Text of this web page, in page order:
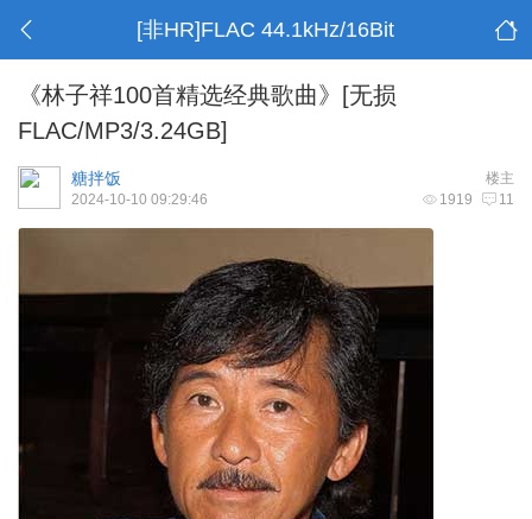
[非HR]FLAC 44.1kHz/16Bit
《林子祥100首精选经典歌曲》[无损
FLAC/MP3/3.24GB]
楼主
糖拌饭
1919 11
2024-10-10 09:29:46